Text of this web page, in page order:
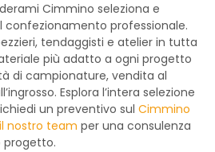
Cimmino seleziona e
confezionamento professionale.
tendaggisti e atelier in tutta
più adatto a ogni progetto
di campionature, vendita al
Esplora l’intera selezione
un preventivo sul Cimmino
nostro team per una consulenza